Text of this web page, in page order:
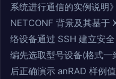
系统进行通信的实例说明
NETCONF 背景及其基于
络设备通过 SSH 建立安
编先选取型号设备(格式
后正确演示 anRAD 样例